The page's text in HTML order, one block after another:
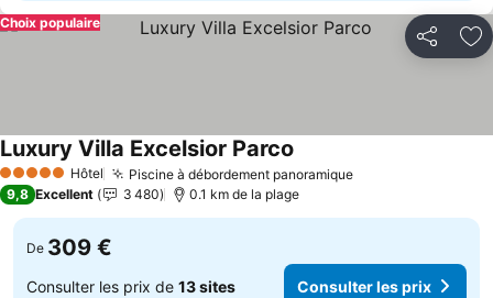
Partager
Choix populaire
5 Étoiles Hôtel Piscine à débordement panoramique
Luxury Villa Excelsior Parco
9,8 Excellent 3 480 0.1 km de la plage
De 309 €
Consulter les prix de 13 sites Consulter les prix